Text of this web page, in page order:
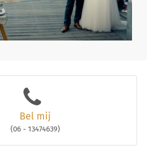
Bel mij
(06 - 13474639)